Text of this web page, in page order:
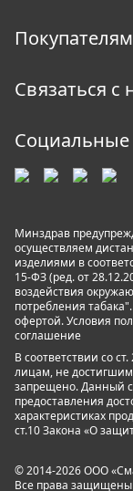
Покупателям
Социальные
Минздрав
осуществляем
изделиями в
15-ФЗ (ред. от
воздействия
потребления
офертой. Условия
соглашение
В соответствии со
лицам, не
запрещено. Данный
предоставления
характеристиках
ст.10 Закона «О
© 2014-2026 ООО
Все права защищены